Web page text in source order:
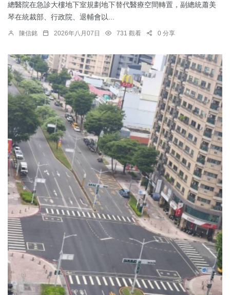
總醫院在急診大樓地下室規劃地下替代醫療空間轉置，副總統蕭美
琴在統裁部、行政院、退輔會以...
陳信銘 2026年八月07日 731 觀看 0 分享